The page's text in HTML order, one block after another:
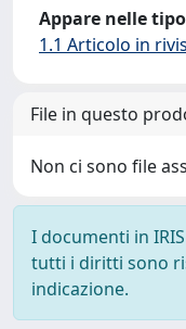
Appare nelle
1.1 Articolo in
File in questo
Non ci sono file
I documenti in
tutti i diritti sono
indicazione.